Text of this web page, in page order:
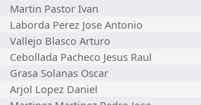
Martin Pastor Ivan
Laborda Perez Jose Antonio
Vallejo Blasco Arturo
Cebollada Pacheco Jesus Raul
Grasa Solanas Oscar
Arjol Lopez Daniel